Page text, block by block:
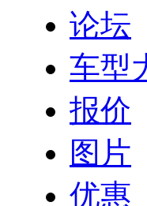
论坛
车型
报价
图片
优惠